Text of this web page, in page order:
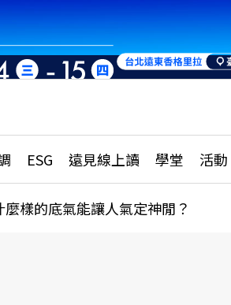
組・洞見未來 與世界領
ESG 遠見線上讀 學堂 活動
攻略
解析
更多訂閱方案
樣的底氣能讓人氣定神閒？